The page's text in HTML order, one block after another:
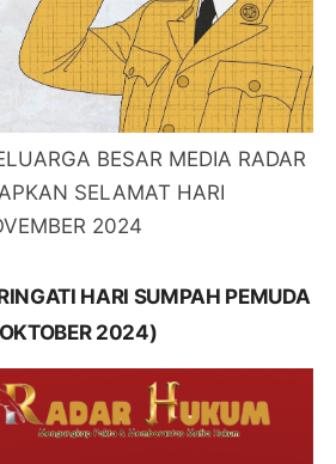
BESAR MEDIA RADAR
SELAMAT HARI
2024
HARI SUMPAH PEMUDA
2024)